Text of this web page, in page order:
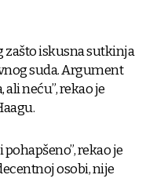
zašto iskusna sutkinja
suda. Argument
neću”, rekao je
rekao je
osobi, nije